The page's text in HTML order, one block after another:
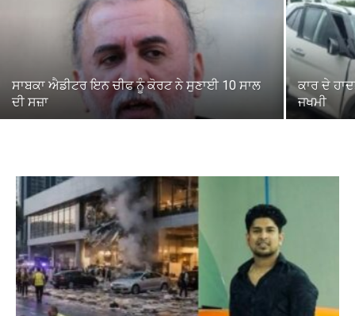
ਸਾਬਕਾ ਐਡੀਟਰ ਇਨ ਚੀਫ ਨੂੰ ਕੋਰਟ ਨੇ ਸੁਣਾਈ 10 ਸਾਲ
ਦੀ ਸਜ਼ਾ
ਕਾਰ ਦੇ
ਜਖਮੀ